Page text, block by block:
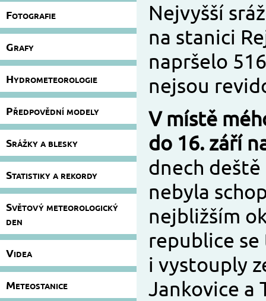
Fotografie
Grafy
Hydrometeorologie
Předpovědní modely
Srážky a blesky
Statistiky a rekordy
Světový meteorologický
den
Videa
Meteostanice
Nejvyšší
na stanici
napršelo
nejsou
V místě
do 16. září
dnech
nebyla
nejbližším
republice
i vystouply
Jankovice a